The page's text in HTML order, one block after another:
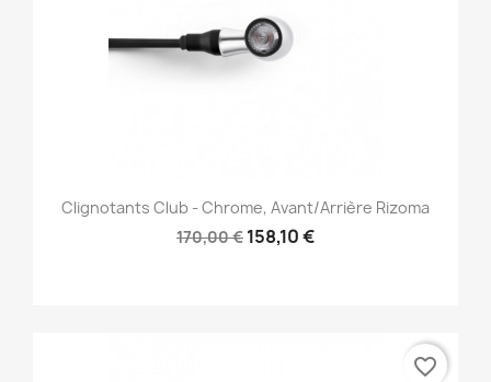
Clignotants Club - Chrome, Avant/Arrière Rizoma
170,00 € 158,10 €
favorite_border